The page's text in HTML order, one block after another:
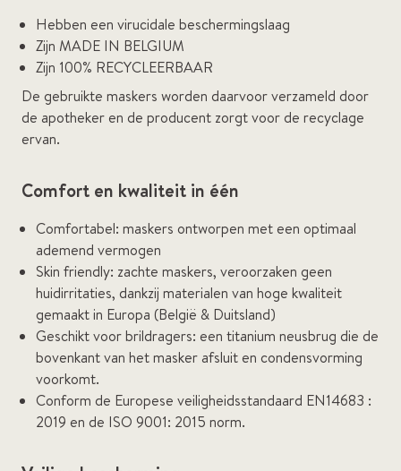
Hebben een virucidale beschermingslaag
Zijn MADE IN BELGIUM
Zijn 100% RECYCLEERBAAR
De gebruikte maskers worden daarvoor verzameld door
de apotheker en de producent zorgt voor de recyclage
ervan.
Comfort en kwaliteit in één
Comfortabel: maskers ontworpen met een optimaal
ademend vermogen
Skin friendly: zachte maskers, veroorzaken geen
huidirritaties, dankzij materialen van hoge kwaliteit
gemaakt in Europa (België & Duitsland)
Geschikt voor brildragers: een titanium neusbrug die de
bovenkant van het masker afsluit en condensvorming
voorkomt.
Conform de Europese veiligheidsstandaard EN14683 :
2019 en de ISO 9001: 2015 norm.